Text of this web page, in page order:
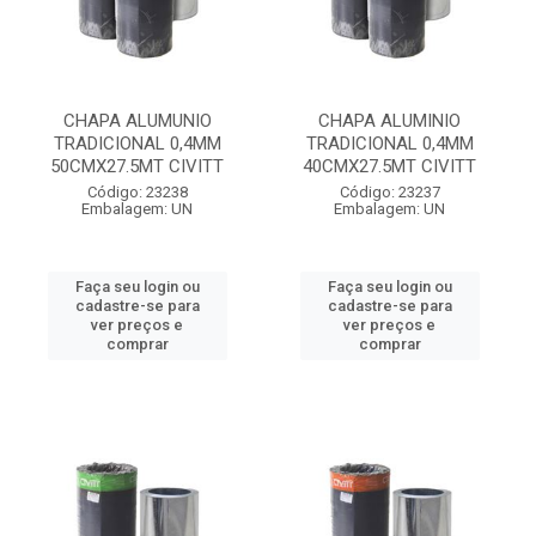
CHAPA ALUMUNIO
TRADICIONAL 0,4MM
50CMX27.5MT CIVITT
Código: 23238
Embalagem: UN
Faça seu login ou
cadastre-se para
ver preços e
comprar
CHAPA ALUMINIO
TRADICIONAL 0,4MM
40CMX27.5MT CIVITT
Código: 23237
Embalagem: UN
Faça seu login ou
cadastre-se para
ver preços e
comprar